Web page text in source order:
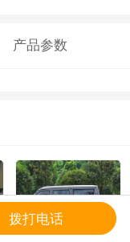
产品参数
预约拨打电话